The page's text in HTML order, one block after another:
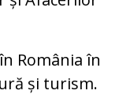
România în
și turism.